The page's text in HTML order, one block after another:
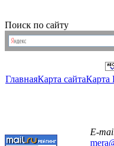
Поиск по сайту
ГлавнаяКарта сайтаКарта
E-